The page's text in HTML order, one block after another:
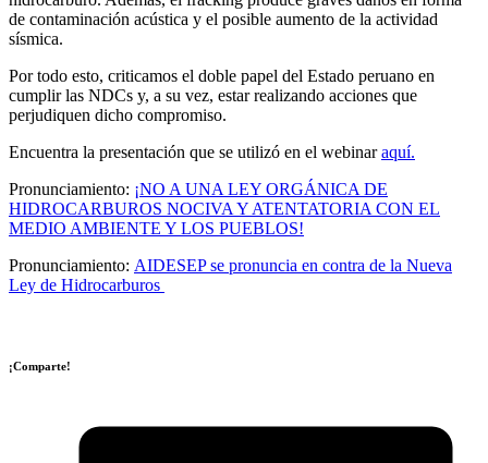
de contaminación acústica y el posible aumento de la actividad
sísmica.
Por todo esto, criticamos el doble papel del Estado peruano en
cumplir las NDCs y, a su vez, estar realizando acciones que
perjudiquen dicho compromiso.
Encuentra la presentación que se utilizó en el webinaraquí.
Pronunciamiento: ¡NO A UNA LEY ORGÁNICA DE
HIDROCARBUROS NOCIVA Y ATENTATORIA CON EL
MEDIO AMBIENTE Y LOS PUEBLOS!
Pronunciamiento: AIDESEP se pronuncia en contra de la Nueva
Ley de Hidrocarburos
¡Comparte!